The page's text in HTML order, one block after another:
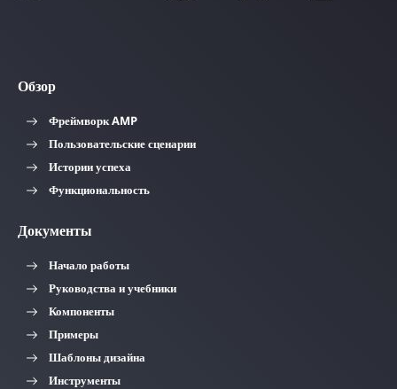
Обзор
Фреймворк AMP
Пользовательские сценарии
Истории успеха
Функциональность
Документы
Начало работы
Руководства и учебники
Компоненты
Примеры
Шаблоны дизайна
Инструменты